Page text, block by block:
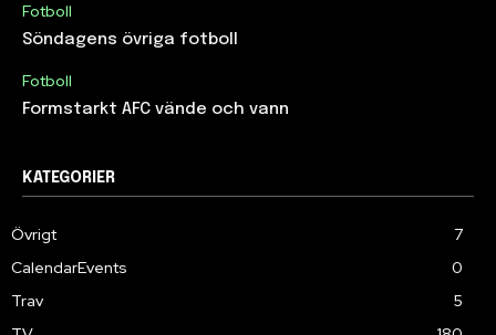
Fotboll
Söndagens övriga fotboll
Fotboll
Formstarkt AFC vände och vann
KATEGORIER
Övrigt
7
CalendarEvents
0
Trav
5